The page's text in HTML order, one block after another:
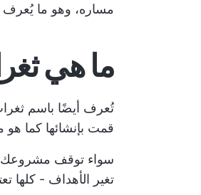
مساره، وهو ما يُعرف
ما هي
تُعرف أيضًا باسم
قمت بإنشائها كما هو
سواء توقف مشروعك
تغير الأهداف - كلها